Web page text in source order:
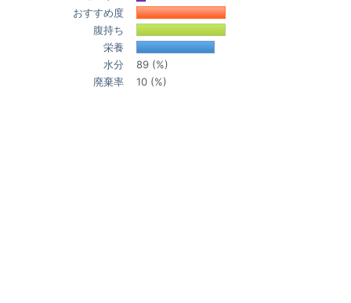
おすすめ度
腹持ち
栄養
水分
89 (%)
廃棄率
10 (%)